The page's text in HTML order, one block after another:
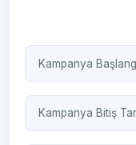
Kampanya
Kampanya Bitiş